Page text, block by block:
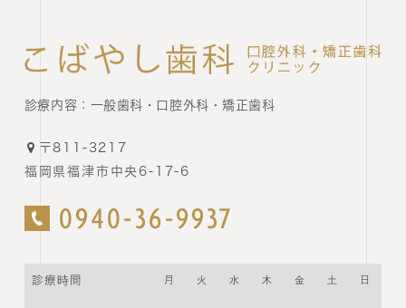
診療内容： 一般歯科・口腔外科・矯正歯科
〒811-3217
福岡県福津市中央6-17-6
0940-36-9937
診療時間 月 火 水 木 金 土 日